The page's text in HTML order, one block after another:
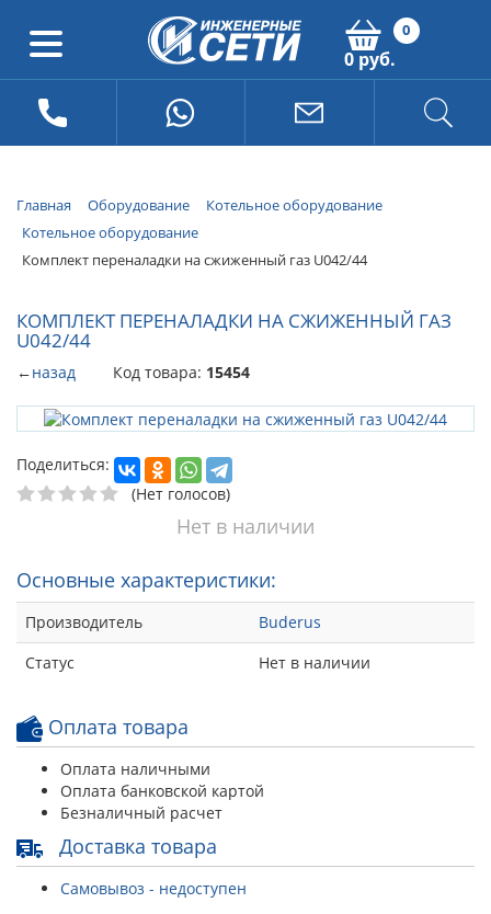
0
0 руб.
Главная Оборудование
Котельное оборудование
Котельное оборудование
Комплект переналадки на сжиженный газ U042/44
КОМПЛЕКТ ПЕРЕНАЛАДКИ НА СЖИЖЕННЫЙ ГАЗ
U042/44
←назад Код товара: 15454
Поделиться:
(Нет голосов)
Нет в наличии
Основные характеристики:
Производитель
Buderus
Статус
Нет в наличии
Оплата товара
Оплата наличными
Оплата банковской картой
Безналичный расчет
Доставка товара
Самовывоз - недоступен